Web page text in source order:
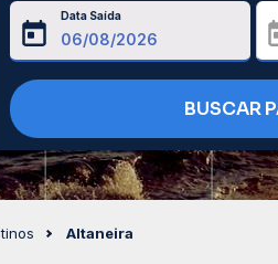
Data Saída
BUSCAR
Altaneira